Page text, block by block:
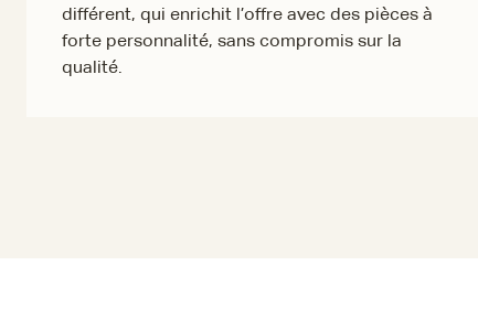
différent, qui enrichit l’offre avec des pièces à
forte personnalité, sans compromis sur la
qualité.